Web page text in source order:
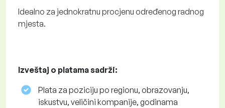
Idealno za jednokratnu procjenu određenog radnog
mjesta.
Izveštaj o platama sadrži:
Plata za poziciju po regionu, obrazovanju,
iskustvu, veličini kompanije, godinama